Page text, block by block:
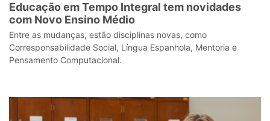
Educação em Tempo Integral tem novidades
com Novo Ensino Médio
Entre as mudanças, estão disciplinas novas, como
Corresponsabilidade Social, Língua Espanhola, Mentoria e
Pensamento Computacional.